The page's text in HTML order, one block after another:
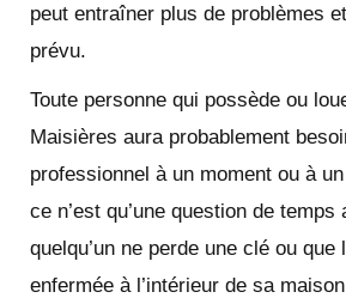
peut entraîner plus de problèmes
prévu.
Toute personne qui possède ou
Maisières aura probablement
professionnel à un moment ou à
ce n’est qu’une question de temps
quelqu’un ne perde une clé ou
enfermée à l’intérieur de sa